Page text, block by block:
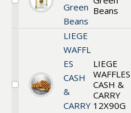
Välj
Green
Beans
Beans
Välj
LIEGE
WAFFL
ES
CASH
&
CARRY
LIEGE
WAFFLES
CASH &
CARRY
12X90G